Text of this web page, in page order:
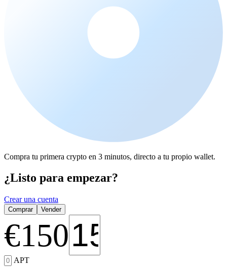
Compra tu primera crypto en 3 minutos, directo a tu propio wallet.
¿Listo para empezar?
Crear una cuenta
Comprar Vender
€150
APT